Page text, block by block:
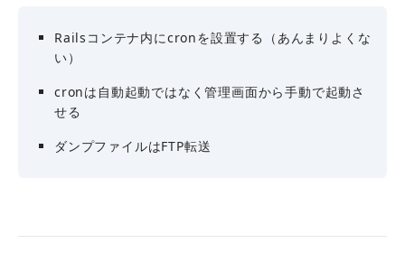
Railsコンテナ内にcronを設置する（あんまりよくな
い）
cronは自動起動ではなく管理画面から手動で起動さ
せる
ダンプファイルはFTP転送